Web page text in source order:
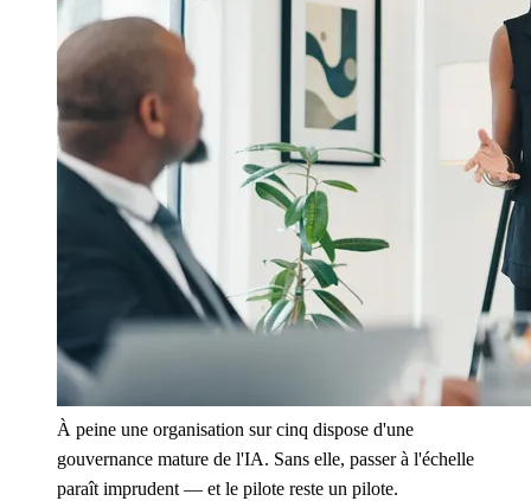
À peine une organisation sur cinq dispose d'une
gouvernance mature de l'IA. Sans elle, passer à l'échelle
paraît imprudent — et le pilote reste un pilote.